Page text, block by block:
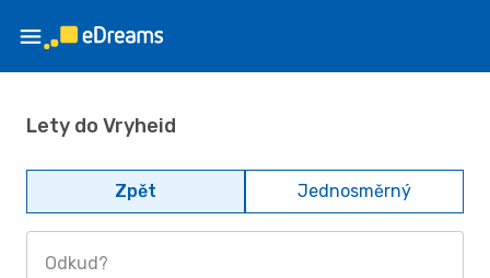
Lety do Vryheid
Zpět Jednosměrný
Odkud?